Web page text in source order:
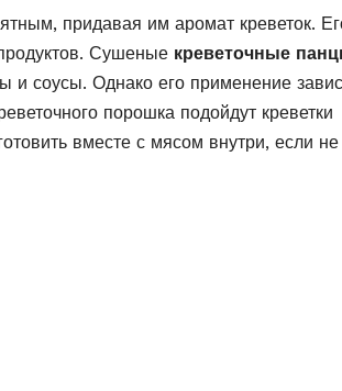
придавая им аромат креветок.
Сушеные креветочные
и соусы. Однако его применение
порошка подойдут креветки
вместе с мясом внутри, если не